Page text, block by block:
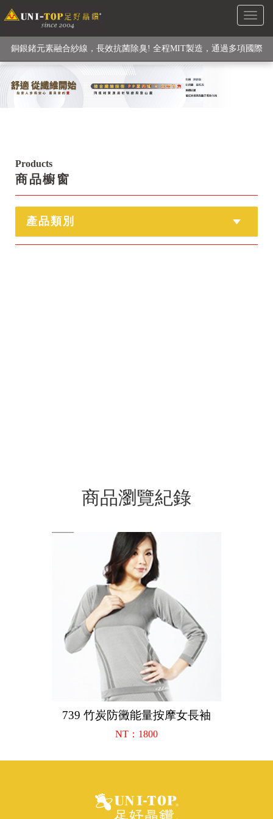
Toggle
級高性能纖維素材), 機能貼身衣物No. 1
銅銀鍺元素融合紗線，長效抗菌除臭! 全程MIT製造，通過多項國際
檢驗
【快來點我】H型銅銀纖維長效PP能量護膝! 支撐. 包覆感. 超透氣.
Products
商品櫥窗
產品類別
商品瀏覽紀錄
739 竹炭防黴能量按摩女長袖
NT：1800